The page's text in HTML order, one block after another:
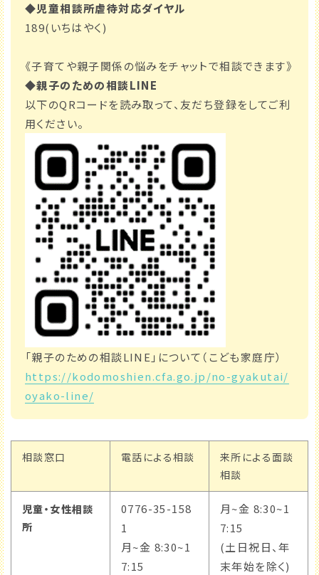
遊び場
特集記事
（事業者様向け）
◆児童相談所虐待対応ダイヤル
189(いちはやく)
《子育てや親子関係の悩みをチャットで相談できます》
◆親子のための相談LINE
以下のQRコードを読み取って、友だち登録をしてご利
用ください。
「親子のための相談LINE」について（こども家庭庁）
https://kodomoshien.cfa.go.jp/no-gyakutai/
oyako-line/
相談窓口 電話による相談
来所による面談
相談
児童・女性相談
所
0776-35-158
1
月~金 8:30~1
7:15
月~金 8:30~1
7:15
(土日祝日、年
末年始を除く)